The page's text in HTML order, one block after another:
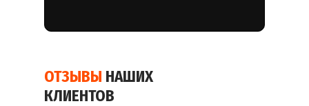
ОТЗЫВЫ НАШИХ
КЛИЕНТОВ